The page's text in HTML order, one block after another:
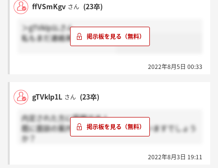
ffVSmKgv さん (23卒)
＞gTVklp1Lさん
私もまだ連絡来てないです！
2022年8月5日 00:33
gTVklp1L さん (23卒)
内定された方に質問です！
既に面談の案内などが届いている方はいますでしょう
か？
2022年8月3日 19:11